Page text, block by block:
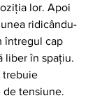
lor. Apoi
ridicându-
întregul cap
liber în spațiu.
de tensiune.